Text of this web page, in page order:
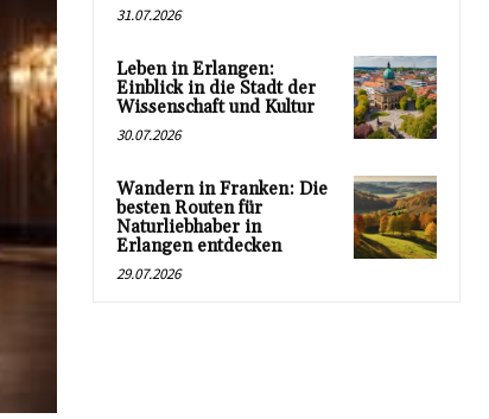
31.07.2026
Leben in Erlangen:
Einblick in die Stadt der
Wissenschaft und Kultur
30.07.2026
Wandern in Franken: Die
besten Routen für
Naturliebhaber in
Erlangen entdecken
29.07.2026